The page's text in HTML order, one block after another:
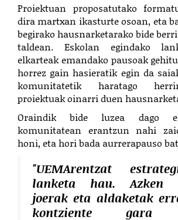
Proiektuan proposatutako
dira martxan ikasturte osoan, eta
begirako hausnarketarako bide
taldean. Eskolan egindako
elkarteak emandako pausoak
horrez gain hasieratik egin da
komunitatetik haratago
proiektuak oinarri duen
Oraindik bide luzea dago
komunitatean erantzun nahi
honi, eta hori bada aurrerapauso
"UEMArentzat
lanketa hau. Azken
joerak eta aldaketak
kontziente gara